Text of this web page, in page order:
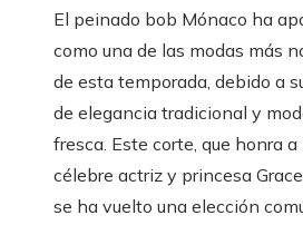
El peinado bob Mónaco ha
como una de las modas más
de esta temporada, debido a
de elegancia tradicional y
fresca. Este corte, que honra a
célebre actriz y princesa
se ha vuelto una elección